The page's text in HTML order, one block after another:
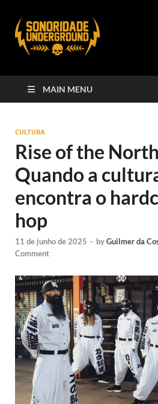
MAIN MENU
CULTURA
Rise of the
Quando a
encontra o
hop
11 de junho de 2025 - byGuilmer da
Comment